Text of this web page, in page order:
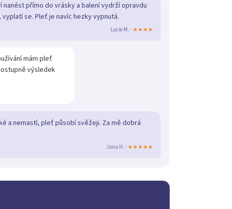
přímo do vrásky a balení vydrží opravdu
se. Pleť je navíc hezky vypnutá.
Lucie M. · ★★★★
mám pleť
výsledek
a nemastí, pleť působí svěžeji. Za mě dobrá
Jana H. · ★★★★★